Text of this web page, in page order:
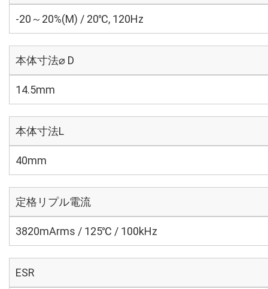
-20～20%(M) / 20℃, 120Hz
本体寸法⌀ D
14.5mm
本体寸法L
40mm
定格リプル電流
3820mArms / 125℃ / 100kHz
ESR